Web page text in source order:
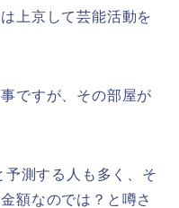
上京して芸能活動を
ですが、その部屋が
測する人も多く、そ
額なのでは？と噂さ